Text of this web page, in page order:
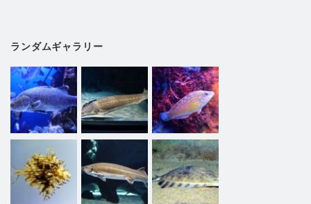
ランダムギャラリー